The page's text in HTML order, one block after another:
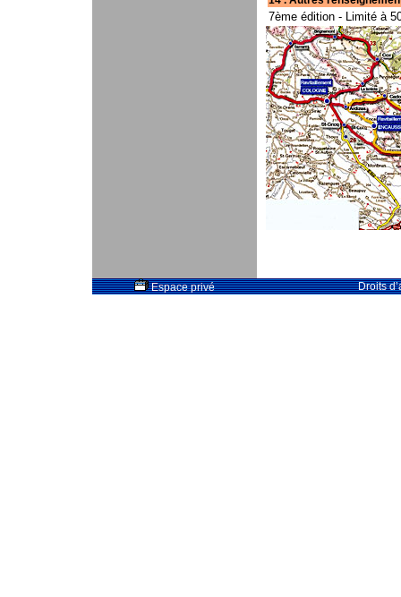
7ème édition - Limité à
Espace privé Droits